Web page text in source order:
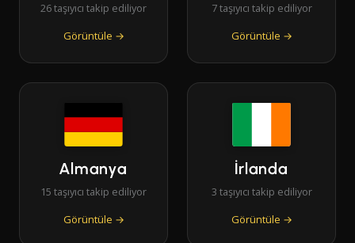
26 taşıyıcı takip ediliyor
Görüntüle →
7 taşıyıcı takip ediliyor
Görüntüle →
Almanya
15 taşıyıcı takip ediliyor
Görüntüle →
İrlanda
3 taşıyıcı takip ediliyor
Görüntüle →